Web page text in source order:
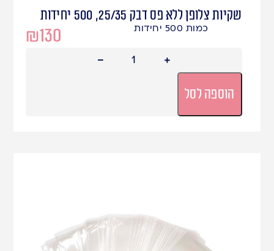
שקיות צלופן ללא פס דבק 25/35, 500 יחידות
₪130 כמות 500 יחידות
הוספה לסל